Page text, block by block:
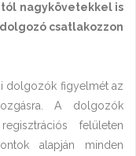
nagykövetekkel is
csatlakozzon
dolgozók figyelmét az
A dolgozók
felületen
alapján minden